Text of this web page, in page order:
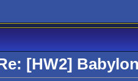
[HW2]